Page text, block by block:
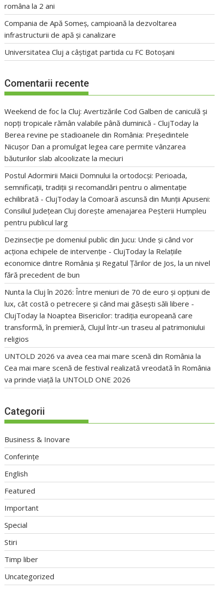
româna la 2 ani
Compania de Apă Someș, campioană la dezvoltarea
infrastructurii de apă și canalizare
Universitatea Cluj a câștigat partida cu FC Botoșani
Comentarii recente
Weekend de foc la Cluj: Avertizările Cod Galben de caniculă și
nopți tropicale rămân valabile până duminică - ClujToday la
Berea revine pe stadioanele din România: Președintele
Nicușor Dan a promulgat legea care permite vânzarea
băuturilor slab alcoolizate la meciuri
Postul Adormirii Maicii Domnului la ortodocși: Perioada,
semnificații, tradiții și recomandări pentru o alimentație
echilibrată - ClujToday laComoară ascunsă din Munții Apuseni:
Consiliul Județean Cluj dorește amenajarea Peșterii Humpleu
pentru publicul larg
Dezinsecție pe domeniul public din Jucu: Unde și când vor
acționa echipele de intervenție - ClujToday la Relațiile
economice dintre România și Regatul Țărilor de Jos, la un nivel
fără precedent de bun
Nunta la Cluj în 2026: Între meniuri de 70 de euro și opțiuni de
lux, cât costă o petrecere și când mai găsești săli libere -
ClujToday la Noaptea Bisericilor: tradiția europeană care
transformă, în premieră, Clujul într-un traseu al patrimoniului
religios
UNTOLD 2026 va avea cea mai mare scenă din România la
Cea mai mare scenă de festival realizată vreodată în România
va prinde viață la UNTOLD ONE 2026
Categorii
Business & Inovare
Conferințe
English
Featured
Important
Special
Stiri
Timp liber
Uncategorized